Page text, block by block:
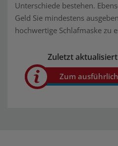
Unterschiede bestehen.
Geld Sie mindestens
hochwertige Schlafmaske zu
Zuletzt aktualisiert
Zum